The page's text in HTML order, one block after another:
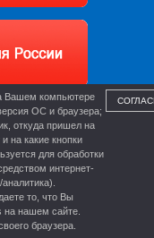
Вашем компьютере
ОС и браузера;
откуда пришел на
на какие кнопки
для обработки
интернет-
то, что Вы
на нашем сайте.
браузера.